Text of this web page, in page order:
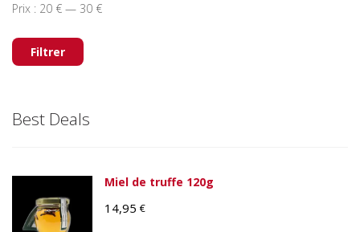
min
maxFiltrer
Prix : 20 € — 30 €
Best Deals
Miel de truffe 120g
14,95 €